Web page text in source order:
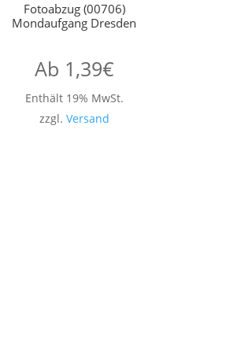
Fotoabzug (00706)
Mondaufgang Dresden
Ab 1,39€
Enthält 19% MwSt.
zzgl. Versand